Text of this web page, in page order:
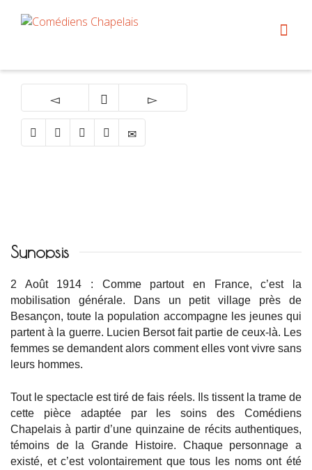
Synopsis
2 Août 1914 : Comme partout en France, c’est la
mobilisation générale. Dans un petit village près de
Besançon, toute la population accompagne les jeunes qui
partent à la guerre. Lucien Bersot fait partie de ceux-là. Les
femmes se demandent alors comment elles vont vivre sans
leurs hommes.
Tout le spectacle est tiré de fais réels. Ils tissent la trame de
cette pièce adaptée par les soins des Comédiens
Chapelais à partir d’une quinzaine de récits authentiques,
témoins de la Grande Histoire. Chaque personnage a
existé, et c’est volontairement que tous les noms ont été